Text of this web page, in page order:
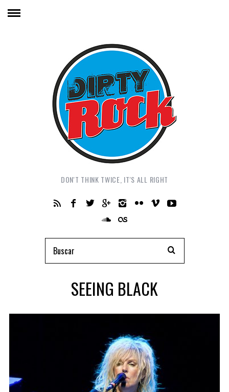
DON'T THINK TWICE, IT'S ALL RIGHT
SEEING BLACK